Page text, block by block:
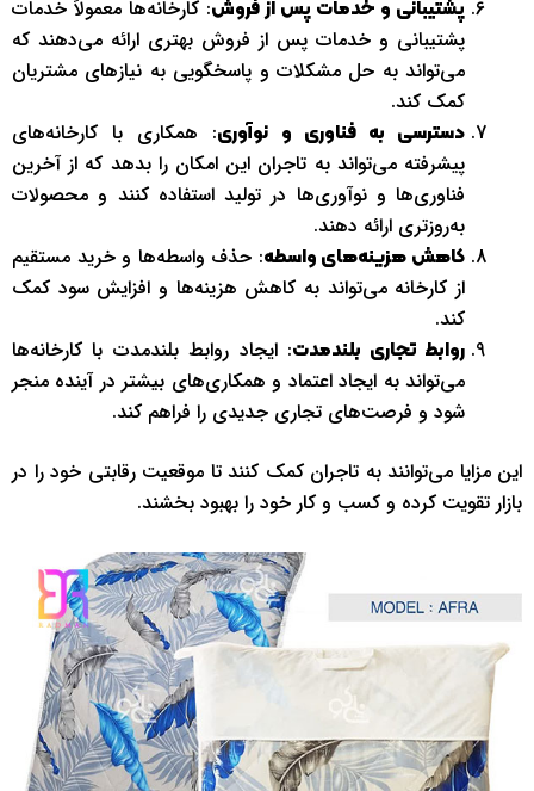
پشتیبانی و خدمات پس از فروش: کارخانه‌ها معمولاً خدمات
پشتیبانی و خدمات پس از فروش بهتری ارائه می‌دهند که
می‌تواند به حل مشکلات و پاسخگویی به نیازهای مشتریان
کمک کند.
دسترسی به فناوری و نوآوری: همکاری با کارخانه‌های
پیشرفته می‌تواند به تاجران این امکان را بدهد که از آخرین
فناوری‌ها و نوآوری‌ها در تولید استفاده کنند و محصولات
به‌روزتری ارائه دهند.
کاهش هزینه‌های واسطه: حذف واسطه‌ها و خرید مستقیم
از کارخانه می‌تواند به کاهش هزینه‌ها و افزایش سود کمک
کند.
روابط تجاری بلندمدت: ایجاد روابط بلندمدت با کارخانه‌ها
می‌تواند به ایجاد اعتماد و همکاری‌های بیشتر در آینده منجر
شود و فرصت‌های تجاری جدیدی را فراهم کند.
این مزایا می‌توانند به تاجران کمک کنند تا موقعیت رقابتی خود را در
بازار تقویت کرده و کسب و کار خود را بهبود بخشند.